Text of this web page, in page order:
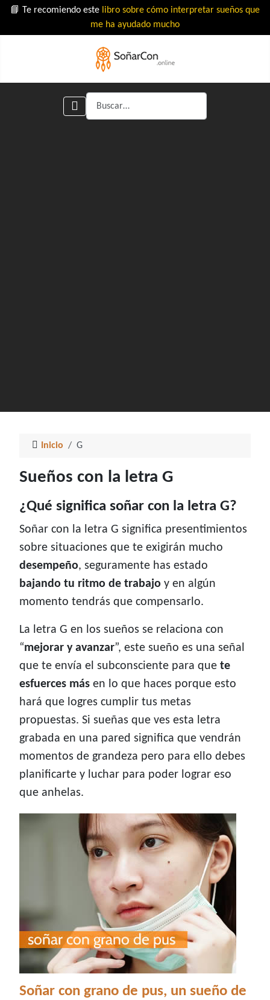
📘 Te recomiendo este libro sobre cómo interpretar sueños que
me ha ayudado mucho
Buscar
Inicio G
Sueños con la letra G
¿Qué significa soñar con la letra G?
Soñar con la letra G significa presentimientos
sobre situaciones que te exigirán mucho
desempeño, seguramente has estado
bajando tu ritmo de trabajo y en algún
momento tendrás que compensarlo.
La letra G en los sueños se relaciona con
“mejorar y avanzar”, este sueño es una señal
que te envía el subconsciente para que te
esfuerces más en lo que haces porque esto
hará que logres cumplir tus metas
propuestas. Si sueñas que ves esta letra
grabada en una pared significa que vendrán
momentos de grandeza pero para ello debes
planificarte y luchar para poder lograr eso
que anhelas.
Soñar con grano de pus, un sueño de